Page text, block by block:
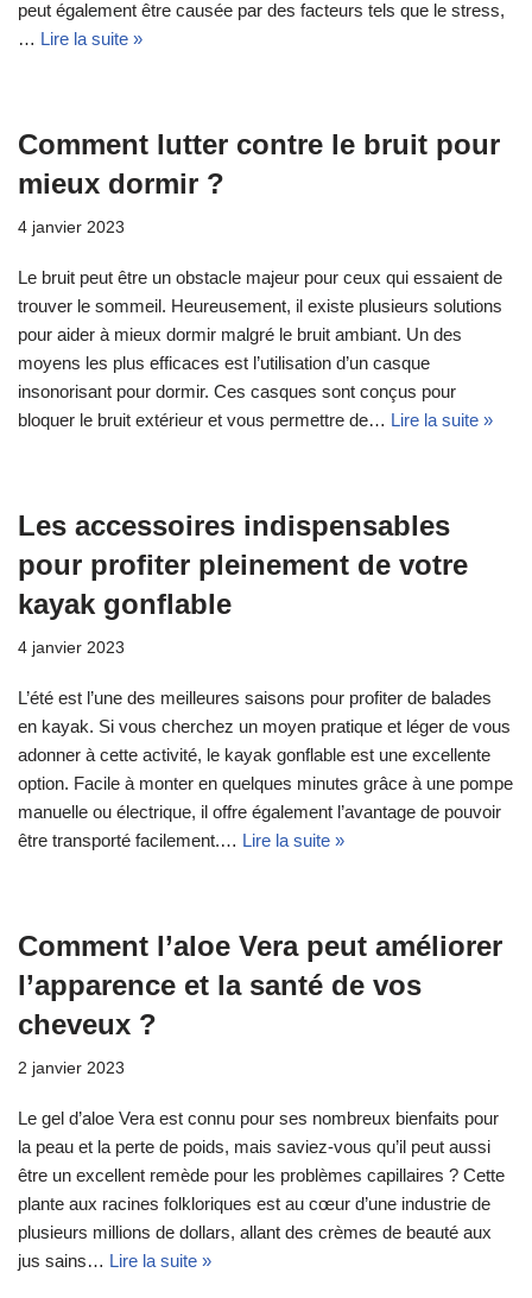
peut également être causée par des facteurs tels que le stress,
… Lire la suite »
Comment lutter contre le bruit pour
mieux dormir ?
4 janvier 2023
Le bruit peut être un obstacle majeur pour ceux qui essaient de
trouver le sommeil. Heureusement, il existe plusieurs solutions
pour aider à mieux dormir malgré le bruit ambiant. Un des
moyens les plus efficaces est l’utilisation d’un casque
insonorisant pour dormir. Ces casques sont conçus pour
bloquer le bruit extérieur et vous permettre de… Lire la suite »
Les accessoires indispensables
pour profiter pleinement de votre
kayak gonflable
4 janvier 2023
L’été est l’une des meilleures saisons pour profiter de balades
en kayak. Si vous cherchez un moyen pratique et léger de vous
adonner à cette activité, le kayak gonflable est une excellente
option. Facile à monter en quelques minutes grâce à une pompe
manuelle ou électrique, il offre également l’avantage de pouvoir
être transporté facilement.… Lire la suite »
Comment l’aloe Vera peut améliorer
l’apparence et la santé de vos
cheveux ?
2 janvier 2023
Le gel d’aloe Vera est connu pour ses nombreux bienfaits pour
la peau et la perte de poids, mais saviez-vous qu’il peut aussi
être un excellent remède pour les problèmes capillaires ? Cette
plante aux racines folkloriques est au cœur d’une industrie de
plusieurs millions de dollars, allant des crèmes de beauté aux
jus sains… Lire la suite »